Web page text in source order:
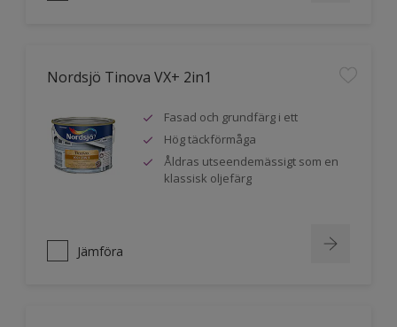
Nordsjö Tinova VX+ 2in1
Fasad och grundfärg i ett
Hög täckförmåga
Åldras utseendemässigt som en
klassisk oljefärg
Jämföra